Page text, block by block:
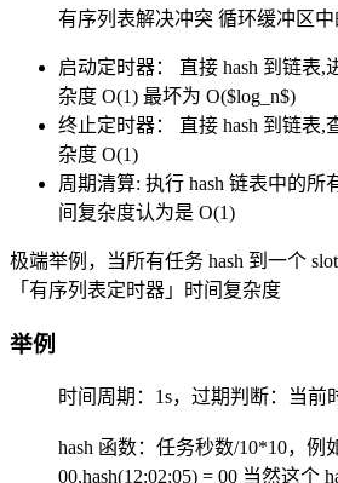
有序列表解决冲突 循环缓冲区中
启动定时器： 直接 hash 到链表,
杂度 O(1) 最坏为 O($log_n$)
终止定时器： 直接 hash 到链表,
杂度 O(1)
周期清算: 执行 hash 链表中的所
间复杂度认为是 O(1)
极端举例，当所有任务 hash 到一个
「有序列表定时器」时间复杂度
举例
时间周期：1s，过期判断：当前
hash 函数：任务秒数/10*10，例
00,hash(12:02:05) = 00 当然这个